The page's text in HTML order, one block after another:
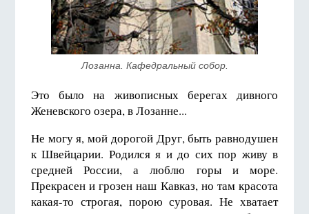
Лозанна. Кафедральный собор.
Это было на живописных берегах дивного
Женевского озера, в Лозанне...
Не могу я, мой дорогой Друг, быть равнодушен
к Швейцарии. Родился я и до сих пор живу в
средней России, а люблю горы и море.
Прекрасен и грозен наш Кавказ, но там красота
какая-то строгая, порою суровая. Не хватает